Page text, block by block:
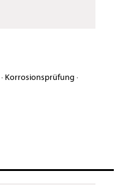
· Korrosionsprüfung ·